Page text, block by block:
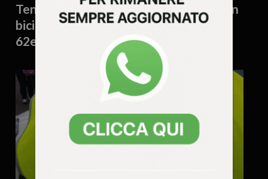
Tenta di rubare la borsa a una 71enne in
bicicletta e la fa cadere: denunciato un
62enne